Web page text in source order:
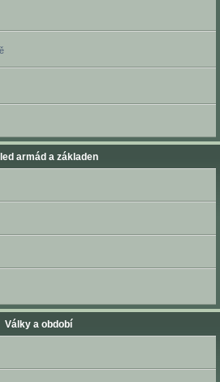
armád a základen
Války a období